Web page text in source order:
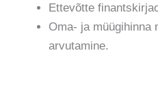
Ettevõtte
Oma- ja müügihinna
arvutamine.